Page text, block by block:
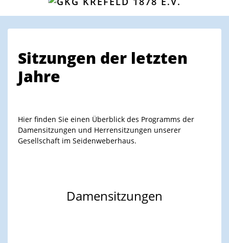
Sitzungen der letzten
Jahre
Hier finden Sie einen Überblick des Programms der
Damensitzungen und Herrensitzungen unserer
Gesellschaft im Seidenweberhaus.
Damensitzungen